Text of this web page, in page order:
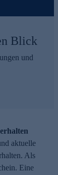
Blick
und
aktuelle
Als
Eine